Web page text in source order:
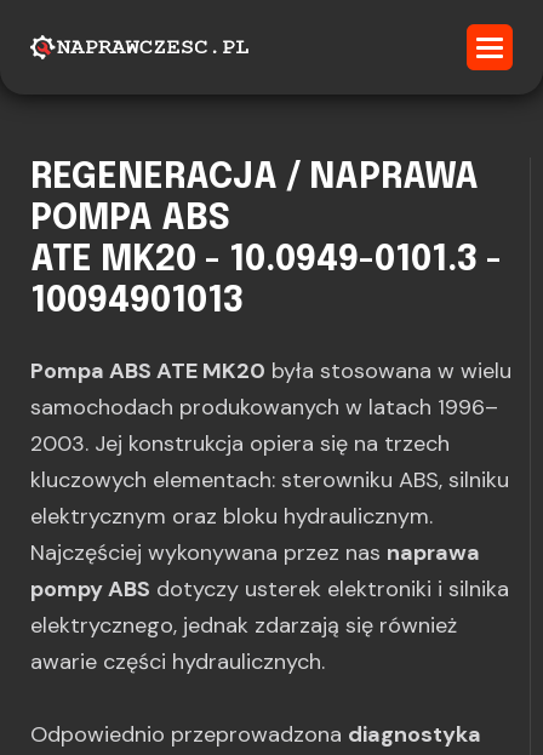
REGENERACJA / NAPRAWA
POMPA ABS
ATE MK20 - 10.0949-0101.3 -
10094901013
Pompa ABS ATE MK20 była stosowana w wielu
samochodach produkowanych w latach 1996–
2003. Jej konstrukcja opiera się na trzech
kluczowych elementach: sterowniku ABS, silniku
elektrycznym oraz bloku hydraulicznym.
Najczęściej wykonywana przez nas naprawa
pompy ABS dotyczy usterek elektroniki i silnika
elektrycznego, jednak zdarzają się również
awarie części hydraulicznych.
Odpowiednio przeprowadzona diagnostyka